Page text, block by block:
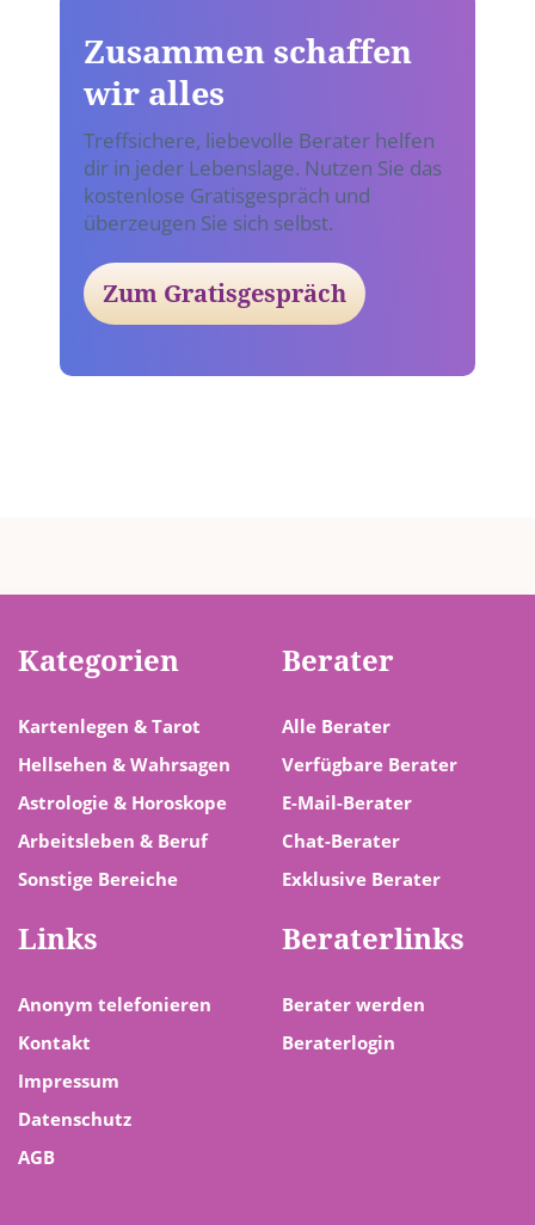
Zusammen schaffen
wir alles
Treffsichere, liebevolle Berater helfen
dir in jeder Lebenslage. Nutzen Sie das
kostenlose Gratisgespräch und
überzeugen Sie sich selbst.
Zum Gratisgespräch
Kategorien
Kartenlegen & Tarot
Hellsehen & Wahrsagen
Astrologie & Horoskope
Arbeitsleben & Beruf
Sonstige Bereiche
Berater
Alle Berater
Verfügbare Berater
E-Mail-Berater
Chat-Berater
Exklusive Berater
Links
Anonym telefonieren
Kontakt
Impressum
Datenschutz
AGB
Beraterlinks
Berater werden
Beraterlogin